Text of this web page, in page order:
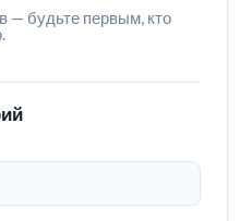
— будьте первым, кто